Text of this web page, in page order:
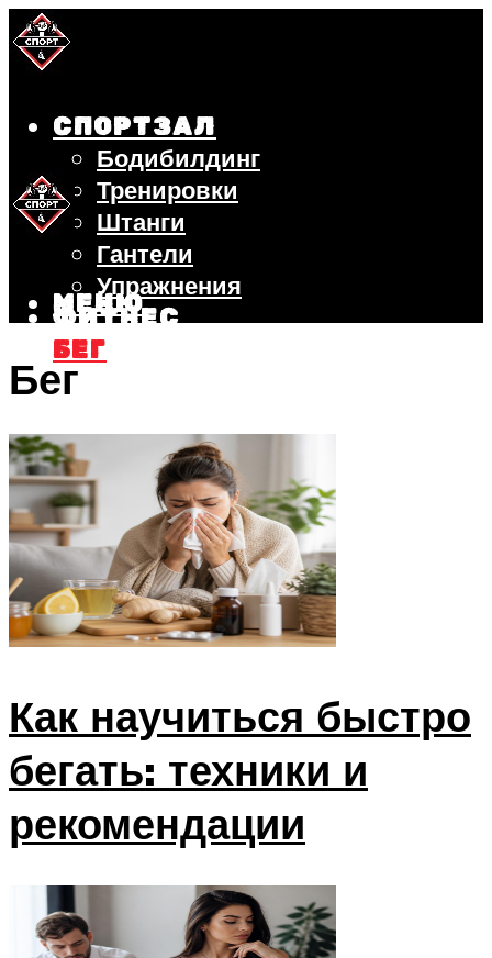
СПОРТЗАЛ
Бодибилдинг
Тренировки
Штанги
Гантели
Упражнения
ФИТНЕС
БЕГ
ВЕЛОСИПЕД
МЕНЮ
МЕНЮ
Бег
Как научиться быстро
бегать: техники и
рекомендации